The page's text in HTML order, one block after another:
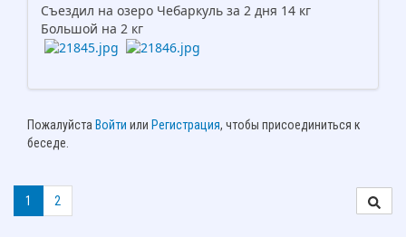
Съездил на озеро Чебаркуль за 2 дня 14 кг
Большой на 2 кг
Пожалуйста Войти или Регистрация, чтобы присоединиться к
беседе.
1 2